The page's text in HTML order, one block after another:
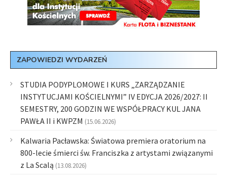
ZAPOWIEDZI WYDARZEŃ
STUDIA PODYPLOMOWE I KURS „ZARZĄDZANIE
INSTYTUCJAMI KOŚCIELNYMI” IV EDYCJA 2026/2027: II
SEMESTRY, 200 GODZIN WE WSPÓŁPRACY KUL JANA
PAWŁA II i KWPZM (15.06.2026)
Kalwaria Pacławska: Światowa premiera oratorium na
800-lecie śmierci św. Franciszka z artystami związanymi
z La Scalą (13.08.2026)